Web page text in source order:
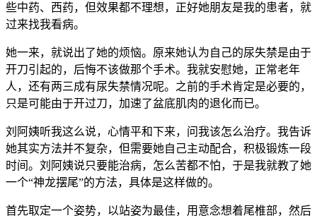
些中药、西药，但效果都不理想，正好她朋友是我的患者，就
过来找我看病。
她一来，就说出了她的烦恼。原来她认为自己的尿失禁是由于
开刀引起的，后悔不该做那个手术。我就安慰她，正常老年
人，还有两三成有尿失禁情况呢。之前的手术肯定是必要的，
只是可能由于开过刀，加速了盆底肌肉的退化而已。
刘阿姨听我这么说，心情平和下来，问我该怎么治疗。我告诉
她其实方法并不复杂，但需要她自己主动配合，积极锻炼一段
时间。刘阿姨说只要能治病，怎么苦都不怕，于是我就教了她
一个“神龙摆尾”的方法，具体是这样做的。
首先取定一个姿势，以站姿为最佳，用意念想着尾椎部，然后